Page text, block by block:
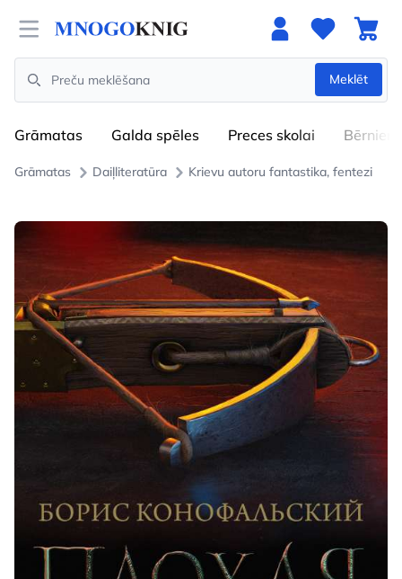
Open menu
Search
Meklēt
Grāmatas Galda spēles Preces skolai Bērniem
Grāmatas Daiļliteratūra Krievu autoru fantastika, fentezi